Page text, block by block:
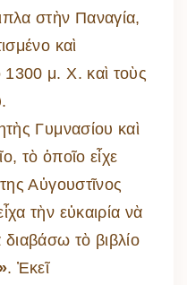
στὴν Παναγία,
καὶ
μ. Χ. καὶ τοὺς
Γυμνασίου καὶ
τὸ ὁποῖο εἶχε
Αὐγουστῖνος
τὴν εὐκαιρία νὰ
τὸ βιβλίο
. Ἐκεῖ